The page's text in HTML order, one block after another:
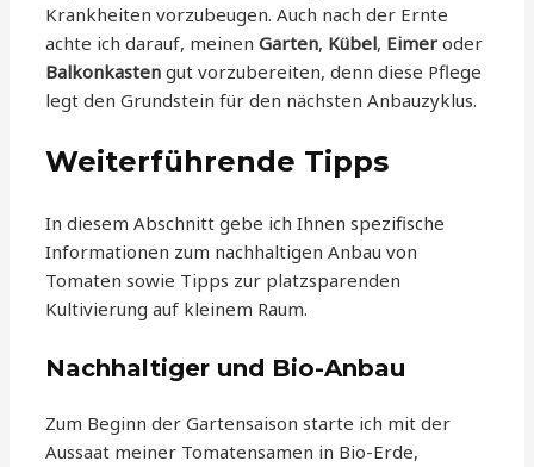
Krankheiten vorzubeugen. Auch nach der Ernte
achte ich darauf, meinenGarten, Kübel, Eimer oder
Balkonkasten gut vorzubereiten, denn diese Pflege
legt den Grundstein für den nächsten Anbauzyklus.
Weiterführende Tipps
In diesem Abschnitt gebe ich Ihnen spezifische
Informationen zum nachhaltigen Anbau von
Tomaten sowie Tipps zur platzsparenden
Kultivierung auf kleinem Raum.
Nachhaltiger und Bio-Anbau
Zum Beginn der Gartensaison starte ich mit der
Aussaat meiner Tomatensamen in Bio-Erde,